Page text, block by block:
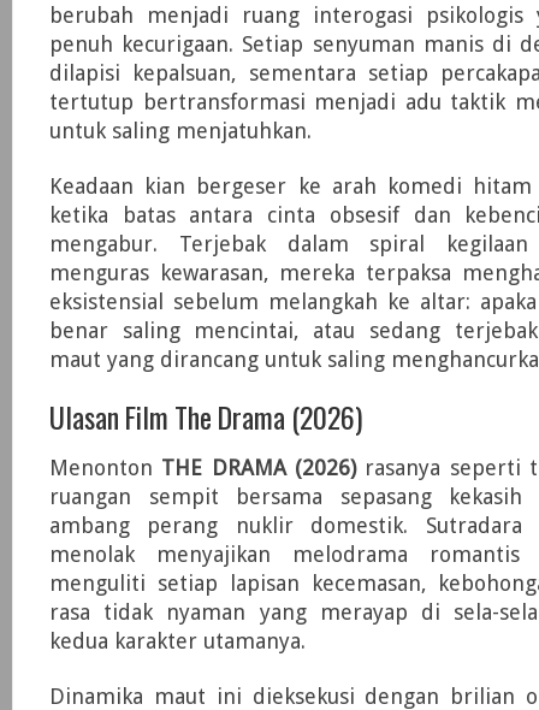
berubah menjadi ruang interogasi
penuh kecurigaan. Setiap senyuman manis di
dilapisi kepalsuan, sementara setiap
tertutup bertransformasi menjadi adu taktik
untuk saling menjatuhkan.
Keadaan kian bergeser ke arah komedi hitam
ketika batas antara cinta obsesif dan
mengabur. Terjebak dalam spiral
menguras kewarasan, mereka terpaksa
eksistensial sebelum melangkah ke altar:
benar saling mencintai, atau sedang
maut yang dirancang untuk saling
Ulasan Film The Drama (2026)
Menonton THE DRAMA (2026)rasanya seperti
ruangan sempit bersama sepasang
ambang perang nuklir domestik. Sutradara
menolak menyajikan melodrama
menguliti setiap lapisan kecemasan,
rasa tidak nyaman yang merayap di sela-
kedua karakter utamanya.
Dinamika maut ini dieksekusi dengan brilian